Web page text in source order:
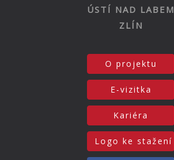
ÚSTÍ NAD LABEM
ZLÍN
O projektu
E-vizitka
Kariéra
Logo ke stažení